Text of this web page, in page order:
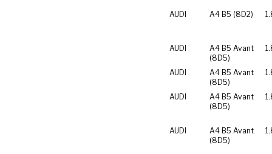
AUDI A4 B5 (8D2)
AUDI
A4 B5 Avant
(8D5)
AUDI
A4 B5 Avant
(8D5)
AUDI
A4 B5 Avant
(8D5)
AUDI
A4 B5 Avant
(8D5)